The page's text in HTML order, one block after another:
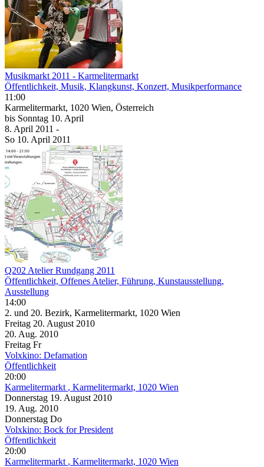
Musikmarkt 2011 - Karmelitermarkt
Öffentlichkeit, Musik, Klangkunst, Konzert, Musikperformance
11:00
Karmelitermarkt, 1020 Wien, Österreich
bis Sonntag 10. April
8. April 2011 -
So 10. April 2011
Q202 Atelier Rundgang 2011
Öffentlichkeit, Offenes Atelier, Führung, Kunstausstellung,
Ausstellung
14:00
2. und 20. Bezirk, Karmelitermarkt, 1020 Wien
Freitag 20. August 2010
20. Aug. 2010
Freitag Fr
Volxkino: Defamation
Öffentlichkeit
20:00
Karmelitermarkt , Karmelitermarkt, 1020 Wien
Donnerstag 19. August 2010
19. Aug. 2010
Donnerstag Do
Volxkino: Bock for President
Öffentlichkeit
20:00
Karmelitermarkt , Karmelitermarkt, 1020 Wien